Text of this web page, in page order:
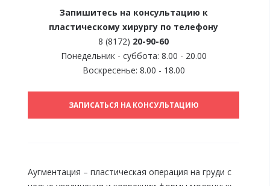
Запишитесь на консультацию к
пластическому хирургу по телефону
8 (8172) 20-90-60
Понедельник - суббота: 8.00 - 20.00
Воскресенье: 8.00 - 18.00
ЗАПИСАТЬСЯ НА КОНСУЛЬТАЦИЮ
Аугментация – пластическая операция на груди с